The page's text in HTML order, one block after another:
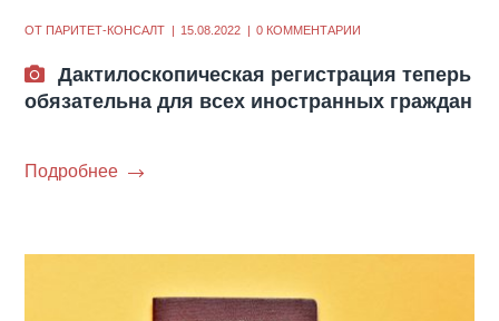
ОТ ПАРИТЕТ-КОНСАЛТ 15.08.2022 0 КОММЕНТАРИИ
Дактилоскопическая регистрация теперь
обязательна для всех иностранных граждан
Подробнее